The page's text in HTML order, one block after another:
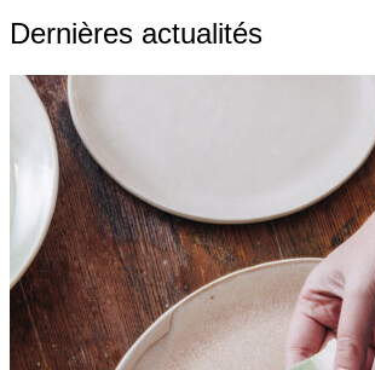
Dernières actualités